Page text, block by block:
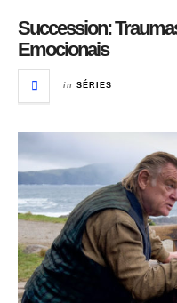
Succession:
Emocionais
in SÉRIES